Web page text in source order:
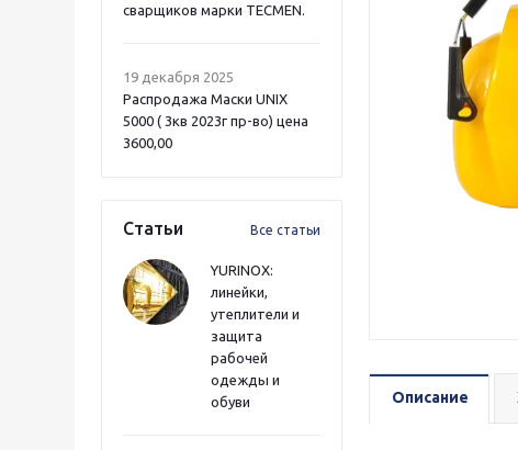
сварщиков марки TECMEN.
19 декабря 2025
Распродажа Маски UNIX
5000 ( 3кв 2023г пр-во) цена
3600,00
Статьи Все статьи
YURINOX:
линейки,
утеплители и
защита
рабочей
одежды и
обуви
Описание